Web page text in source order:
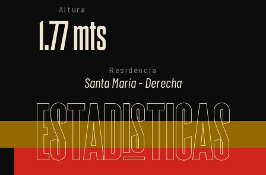
Altura
1.77 mts
Residencia
Santa María - Derecha
ESTADISTICAS